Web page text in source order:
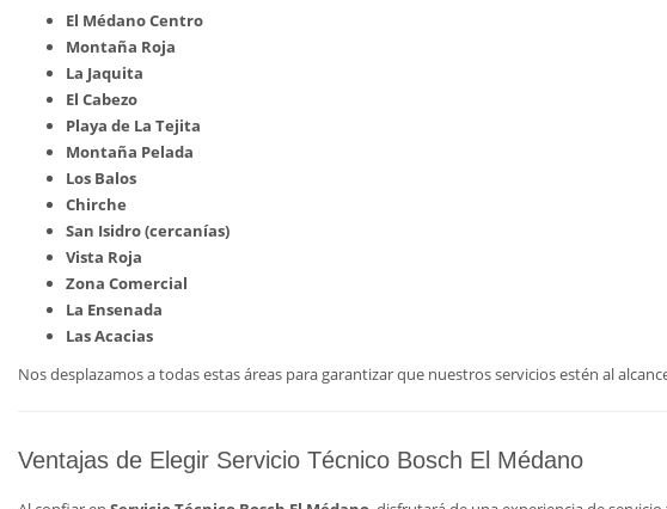
El Médano Centro
Montaña Roja
La Jaquita
El Cabezo
Playa de La Tejita
Montaña Pelada
Los Balos
Chirche
San Isidro (cercanías)
Vista Roja
Zona Comercial
La Ensenada
Las Acacias
Nos desplazamos a todas estas áreas para garantizar que nuestros servicios estén al
Ventajas de Elegir Servicio Técnico Bosch El Médano